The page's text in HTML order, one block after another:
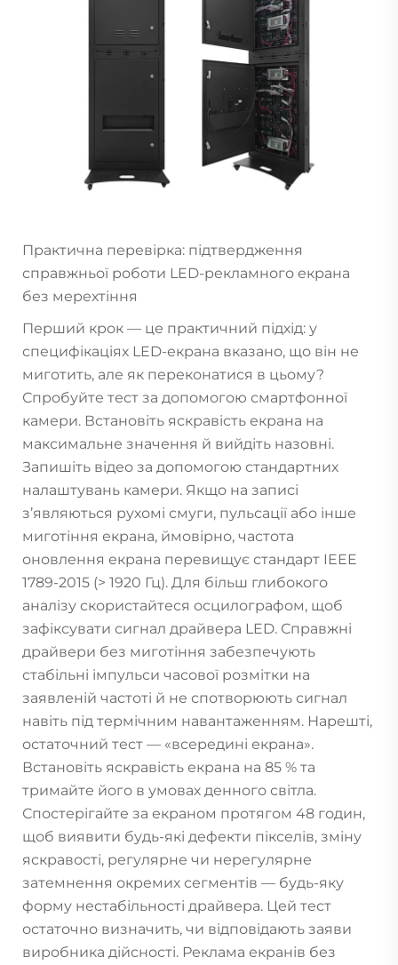
Практична перевірка: підтвердження
справжньої роботи LED-рекламного екрана
без мерехтіння
Перший крок — це практичний підхід: у
специфікаціях LED-екрана вказано, що він не
миготить, але як переконатися в цьому?
Спробуйте тест за допомогою смартфонної
камери. Встановіть яскравість екрана на
максимальне значення й вийдіть назовні.
Запишіть відео за допомогою стандартних
налаштувань камери. Якщо на записі
з’являються рухомі смуги, пульсації або інше
миготіння екрана, ймовірно, частота
оновлення екрана перевищує стандарт IEEE
1789-2015 (> 1920 Гц). Для більш глибокого
аналізу скористайтеся осцилографом, щоб
зафіксувати сигнал драйвера LED. Справжні
драйвери без миготіння забезпечують
стабільні імпульси часової розмітки на
заявленій частоті й не спотворюють сигнал
навіть під термічним навантаженням. Нарешті,
остаточний тест — «всередині екрана».
Встановіть яскравість екрана на 85 % та
тримайте його в умовах денного світла.
Спостерігайте за екраном протягом 48 годин,
щоб виявити будь-які дефекти пікселів, зміну
яскравості, регулярне чи нерегулярне
затемнення окремих сегментів — будь-яку
форму нестабільності драйвера. Цей тест
остаточно визначить, чи відповідають заяви
виробника дійсності. Реклама екранів без